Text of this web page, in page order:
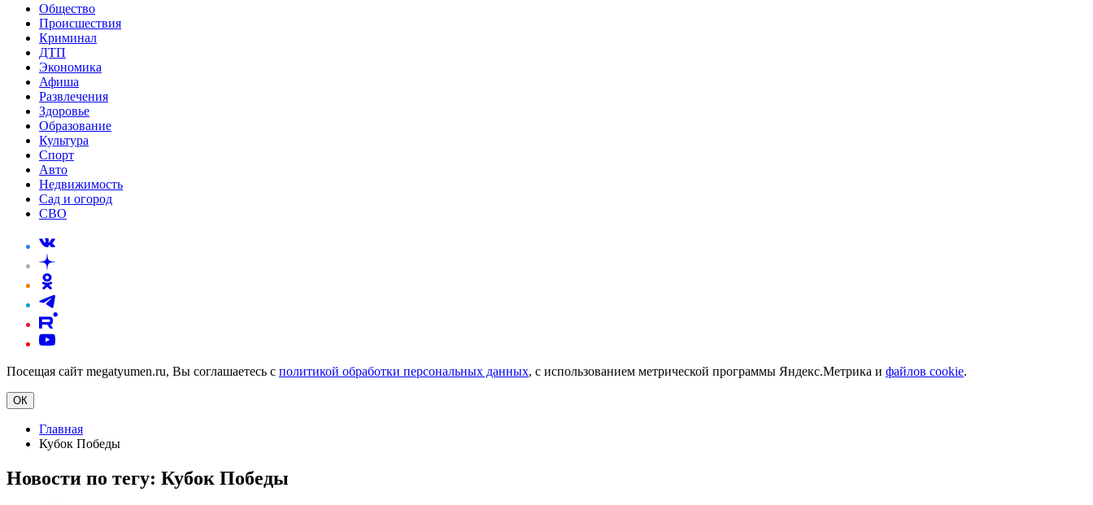
Общество
Происшествия
Криминал
ДТП
Экономика
Афиша
Развлечения
Здоровье
Образование
Культура
Спорт
Авто
Недвижимость
Сад и огород
СВО
Посещая сайт megatyumen.ru, Вы соглашаетесь с политикой обработки персональных данных, с использованием метрической программы Яндекс.Метрика и файлов cookie.
ОК
Главная
Кубок Победы
Новости по тегу: Кубок Победы